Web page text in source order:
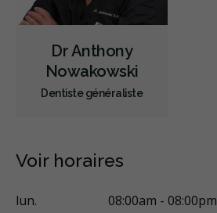
Dr Anthony
Nowakowski
Dentiste généraliste
Voir horaires
lun.
08:00am - 08:00pm